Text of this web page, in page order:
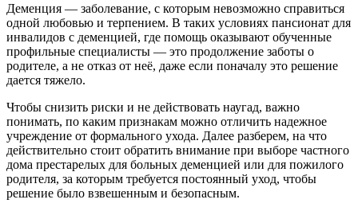
Деменция — заболевание, с которым невозможно справиться
одной любовью и терпением. В таких условиях пансионат для
инвалидов с деменцией, где помощь оказывают обученные
профильные специалисты — это продолжение заботы о
родителе, а не отказ от неё, даже если поначалу это решение
дается тяжело.
Чтобы снизить риски и не действовать наугад, важно
понимать, по каким признакам можно отличить надежное
учреждение от формального ухода. Далее разберем, на что
действительно стоит обратить внимание при выборе частного
дома престарелых для больных деменцией или для пожилого
родителя, за которым требуется постоянный уход, чтобы
решение было взвешенным и безопасным.